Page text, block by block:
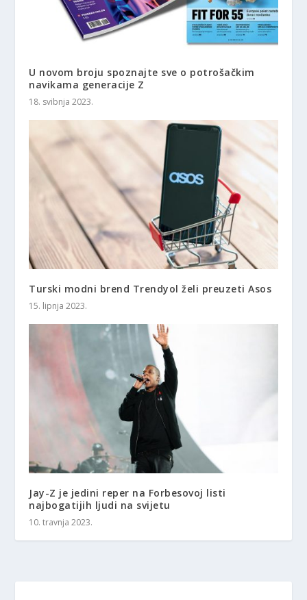
U novom broju spoznajte sve o potrošačkim
navikama generacije Z
18. svibnja 2023.
Turski modni brend Trendyol želi preuzeti Asos
15. lipnja 2023.
Jay-Z je jedini reper na Forbesovoj listi
najbogatijih ljudi na svijetu
10. travnja 2023.